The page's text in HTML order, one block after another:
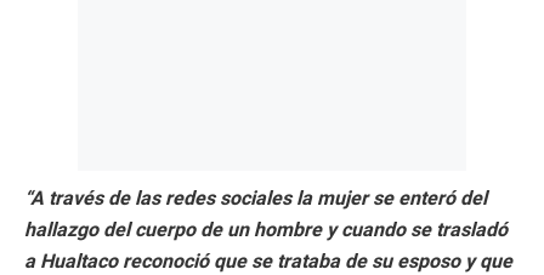
“A través de las redes sociales la mujer se enteró del
hallazgo del cuerpo de un hombre y cuando se trasladó
a Hualtaco reconoció que se trataba de su esposo y que